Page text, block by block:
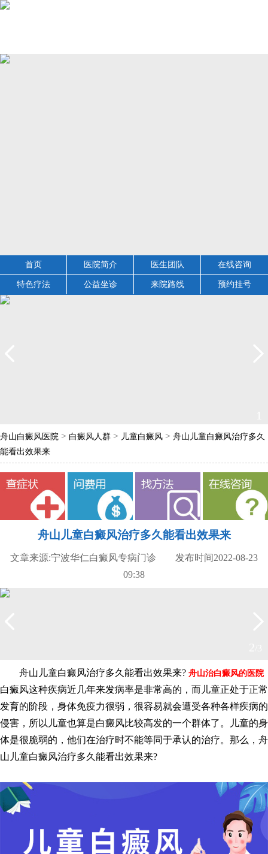
首页 医院简介 医生团队 在线咨询
特色疗法 公益坐诊 来院路线 预约挂号
舟山白癜风医院 > 白癜风人群 > 儿童白癜风 > 舟山儿童白癜风治疗多久
能看出效果来
舟山儿童白癜风治疗多久能看出效果来
文章来源:宁波华仁白癜风专病门诊 发布时间2022-08-23
09:38
舟山儿童白癜风治疗多久能看出效果来? 舟山治白癜风的医院
白癜风这种疾病近几年来发病率是非常高的，而儿童正处于正常
发育的阶段，身体免疫力很弱，很容易就会遭受各种各样疾病的
侵害，所以儿童也算是白癜风比较高发的一个群体了。儿童的身
体是很脆弱的，他们在治疗时不能等同于承认的治疗。那么，舟
山儿童白癜风治疗多久能看出效果来?